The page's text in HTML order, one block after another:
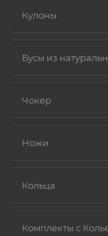
Кулоны
Бусы из
Чокер
Ножи
Кольца
Комплекты с